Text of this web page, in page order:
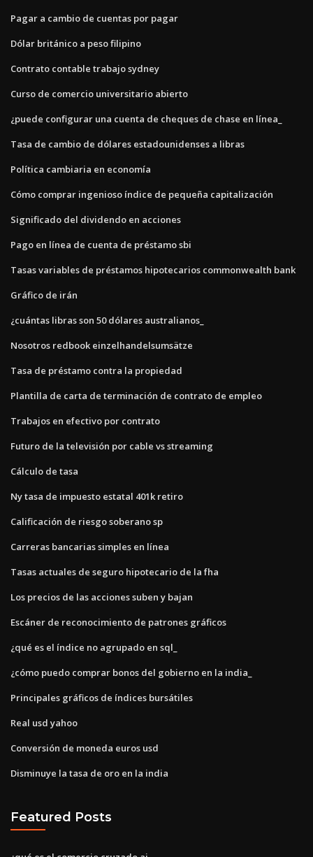
Pagar a cambio de cuentas por pagar
Dólar británico a peso filipino
Contrato contable trabajo sydney
Curso de comercio universitario abierto
¿puede configurar una cuenta de cheques de chase en línea_
Tasa de cambio de dólares estadounidenses a libras
Política cambiaria en economía
Cómo comprar ingenioso índice de pequeña capitalización
Significado del dividendo en acciones
Pago en línea de cuenta de préstamo sbi
Tasas variables de préstamos hipotecarios commonwealth bank
Gráfico de irán
¿cuántas libras son 50 dólares australianos_
Nosotros redbook einzelhandelsumsätze
Tasa de préstamo contra la propiedad
Plantilla de carta de terminación de contrato de empleo
Trabajos en efectivo por contrato
Futuro de la televisión por cable vs streaming
Cálculo de tasa
Ny tasa de impuesto estatal 401k retiro
Calificación de riesgo soberano sp
Carreras bancarias simples en línea
Tasas actuales de seguro hipotecario de la fha
Los precios de las acciones suben y bajan
Escáner de reconocimiento de patrones gráficos
¿qué es el índice no agrupado en sql_
¿cómo puedo comprar bonos del gobierno en la india_
Principales gráficos de índices bursátiles
Real usd yahoo
Conversión de moneda euros usd
Disminuye la tasa de oro en la india
Featured Posts